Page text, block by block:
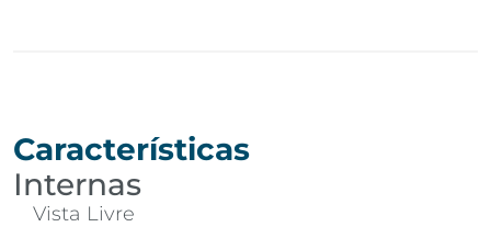
Características
Internas
Vista Livre